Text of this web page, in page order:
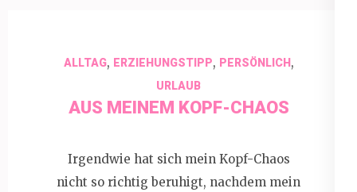
ALLTAG, ERZIEHUNGSTIPP, PERSÖNLICH,
URLAUB
AUS MEINEM KOPF-CHAOS
Irgendwie hat sich mein Kopf-Chaos
nicht so richtig beruhigt, nachdem mein